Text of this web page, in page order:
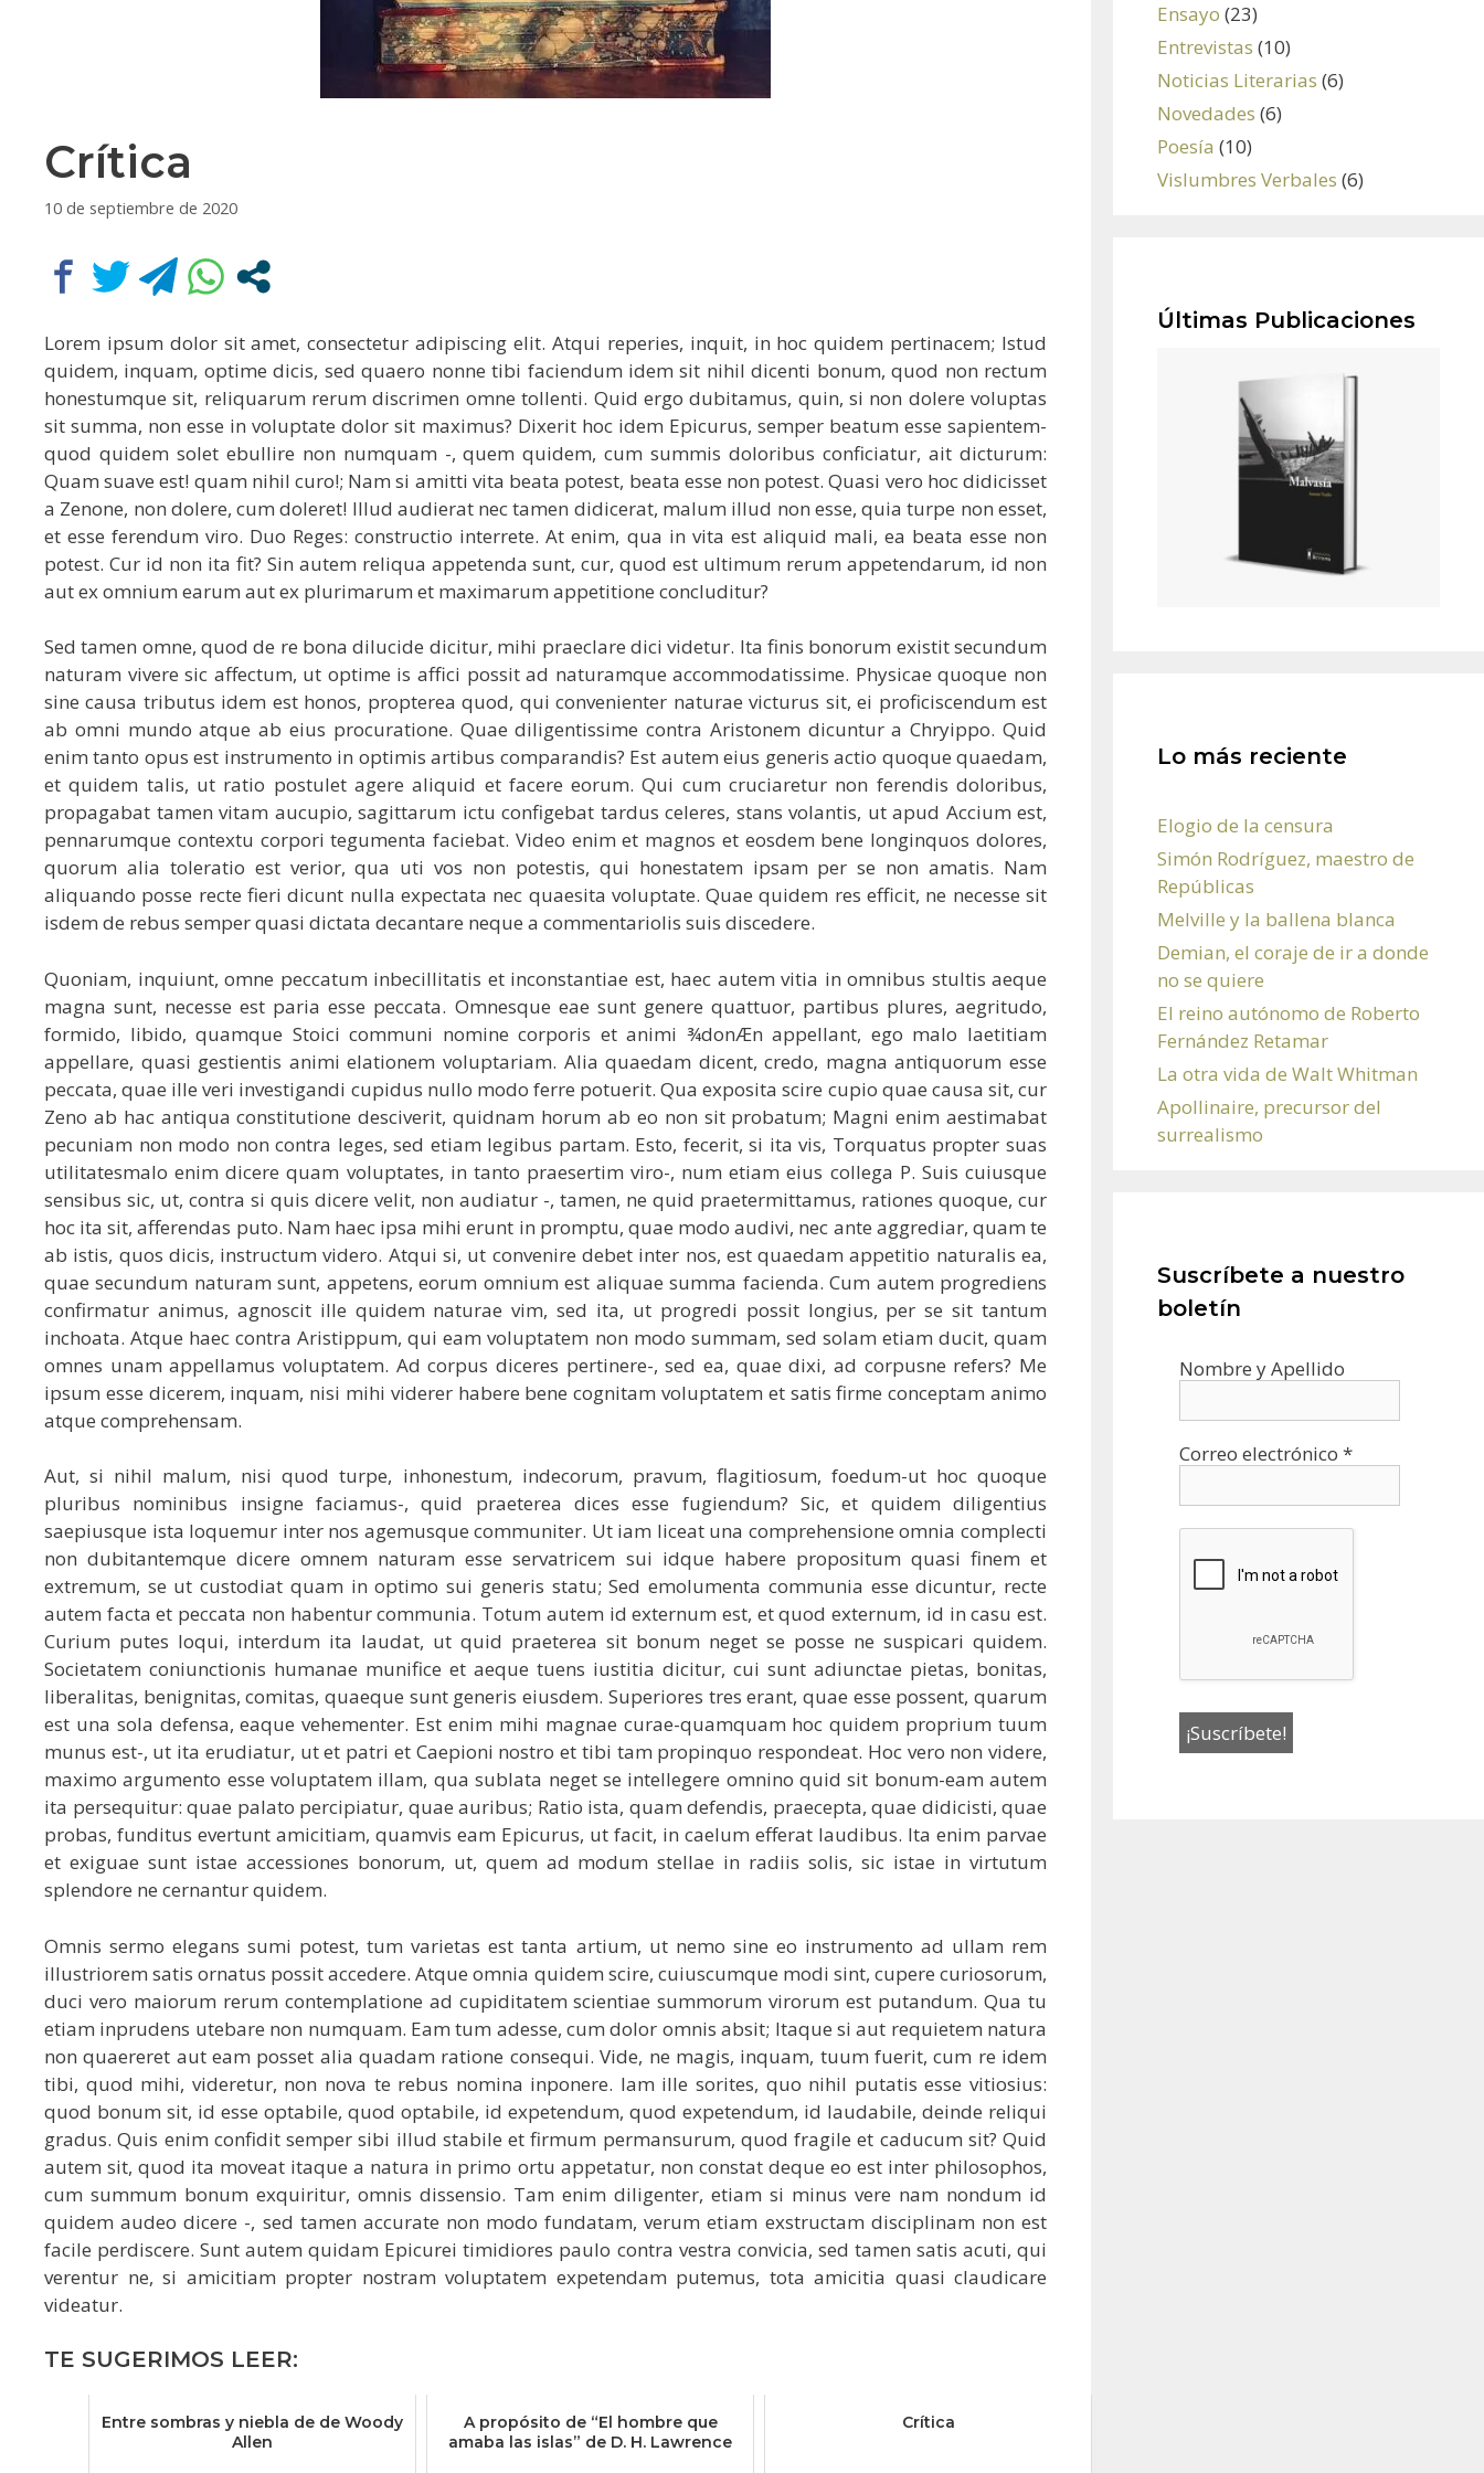
Crítica
10 de septiembre de 2020
Lorem ipsum dolor sit amet, consectetur adipiscing elit. Atqui reperies, inquit, in hoc quidem pertinacem; Istud
quidem, inquam, optime dicis, sed quaero nonne tibi faciendum idem sit nihil dicenti bonum, quod non rectum
honestumque sit, reliquarum rerum discrimen omne tollenti. Quid ergo dubitamus, quin, si non dolere voluptas
sit summa, non esse in voluptate dolor sit maximus? Dixerit hoc idem Epicurus, semper beatum esse sapientem-
quod quidem solet ebullire non numquam -, quem quidem, cum summis doloribus conficiatur, ait dicturum:
Quam suave est! quam nihil curo!; Nam si amitti vita beata potest, beata esse non potest. Quasi vero hoc didicisset
a Zenone, non dolere, cum doleret! Illud audierat nec tamen didicerat, malum illud non esse, quia turpe non esset,
et esse ferendum viro. Duo Reges: constructio interrete. At enim, qua in vita est aliquid mali, ea beata esse non
potest. Cur id non ita fit? Sin autem reliqua appetenda sunt, cur, quod est ultimum rerum appetendarum, id non
aut ex omnium earum aut ex plurimarum et maximarum appetitione concluditur?
Sed tamen omne, quod de re bona dilucide dicitur, mihi praeclare dici videtur. Ita finis bonorum existit secundum
naturam vivere sic affectum, ut optime is affici possit ad naturamque accommodatissime. Physicae quoque non
sine causa tributus idem est honos, propterea quod, qui convenienter naturae victurus sit, ei proficiscendum est
ab omni mundo atque ab eius procuratione. Quae diligentissime contra Aristonem dicuntur a Chryippo. Quid
enim tanto opus est instrumento in optimis artibus comparandis? Est autem eius generis actio quoque quaedam,
et quidem talis, ut ratio postulet agere aliquid et facere eorum. Qui cum cruciaretur non ferendis doloribus,
propagabat tamen vitam aucupio, sagittarum ictu configebat tardus celeres, stans volantis, ut apud Accium est,
pennarumque contextu corpori tegumenta faciebat. Video enim et magnos et eosdem bene longinquos dolores,
quorum alia toleratio est verior, qua uti vos non potestis, qui honestatem ipsam per se non amatis. Nam
aliquando posse recte fieri dicunt nulla expectata nec quaesita voluptate. Quae quidem res efficit, ne necesse sit
isdem de rebus semper quasi dictata decantare neque a commentariolis suis discedere.
Quoniam, inquiunt, omne peccatum inbecillitatis et inconstantiae est, haec autem vitia in omnibus stultis aeque
magna sunt, necesse est paria esse peccata. Omnesque eae sunt genere quattuor, partibus plures, aegritudo,
formido, libido, quamque Stoici communi nomine corporis et animi ¾donÆn appellant, ego malo laetitiam
appellare, quasi gestientis animi elationem voluptariam. Alia quaedam dicent, credo, magna antiquorum esse
peccata, quae ille veri investigandi cupidus nullo modo ferre potuerit. Qua exposita scire cupio quae causa sit, cur
Zeno ab hac antiqua constitutione desciverit, quidnam horum ab eo non sit probatum; Magni enim aestimabat
pecuniam non modo non contra leges, sed etiam legibus partam. Esto, fecerit, si ita vis, Torquatus propter suas
utilitatesmalo enim dicere quam voluptates, in tanto praesertim viro-, num etiam eius collega P. Suis cuiusque
sensibus sic, ut, contra si quis dicere velit, non audiatur -, tamen, ne quid praetermittamus, rationes quoque, cur
hoc ita sit, afferendas puto. Nam haec ipsa mihi erunt in promptu, quae modo audivi, nec ante aggrediar, quam te
ab istis, quos dicis, instructum videro. Atqui si, ut convenire debet inter nos, est quaedam appetitio naturalis ea,
quae secundum naturam sunt, appetens, eorum omnium est aliquae summa facienda. Cum autem progrediens
confirmatur animus, agnoscit ille quidem naturae vim, sed ita, ut progredi possit longius, per se sit tantum
inchoata. Atque haec contra Aristippum, qui eam voluptatem non modo summam, sed solam etiam ducit, quam
omnes unam appellamus voluptatem. Ad corpus diceres pertinere-, sed ea, quae dixi, ad corpusne refers? Me
ipsum esse dicerem, inquam, nisi mihi viderer habere bene cognitam voluptatem et satis firme conceptam animo
atque comprehensam.
Aut, si nihil malum, nisi quod turpe, inhonestum, indecorum, pravum, flagitiosum, foedum-ut hoc quoque
pluribus nominibus insigne faciamus-, quid praeterea dices esse fugiendum? Sic, et quidem diligentius
saepiusque ista loquemur inter nos agemusque communiter. Ut iam liceat una comprehensione omnia complecti
non dubitantemque dicere omnem naturam esse servatricem sui idque habere propositum quasi finem et
extremum, se ut custodiat quam in optimo sui generis statu; Sed emolumenta communia esse dicuntur, recte
autem facta et peccata non habentur communia. Totum autem id externum est, et quod externum, id in casu est.
Curium putes loqui, interdum ita laudat, ut quid praeterea sit bonum neget se posse ne suspicari quidem.
Societatem coniunctionis humanae munifice et aeque tuens iustitia dicitur, cui sunt adiunctae pietas, bonitas,
liberalitas, benignitas, comitas, quaeque sunt generis eiusdem. Superiores tres erant, quae esse possent, quarum
est una sola defensa, eaque vehementer. Est enim mihi magnae curae-quamquam hoc quidem proprium tuum
munus est-, ut ita erudiatur, ut et patri et Caepioni nostro et tibi tam propinquo respondeat. Hoc vero non videre,
maximo argumento esse voluptatem illam, qua sublata neget se intellegere omnino quid sit bonum-eam autem
ita persequitur: quae palato percipiatur, quae auribus; Ratio ista, quam defendis, praecepta, quae didicisti, quae
probas, funditus evertunt amicitiam, quamvis eam Epicurus, ut facit, in caelum efferat laudibus. Ita enim parvae
et exiguae sunt istae accessiones bonorum, ut, quem ad modum stellae in radiis solis, sic istae in virtutum
splendore ne cernantur quidem.
Omnis sermo elegans sumi potest, tum varietas est tanta artium, ut nemo sine eo instrumento ad ullam rem
illustriorem satis ornatus possit accedere. Atque omnia quidem scire, cuiuscumque modi sint, cupere curiosorum,
duci vero maiorum rerum contemplatione ad cupiditatem scientiae summorum virorum est putandum. Qua tu
etiam inprudens utebare non numquam. Eam tum adesse, cum dolor omnis absit; Itaque si aut requietem natura
non quaereret aut eam posset alia quadam ratione consequi. Vide, ne magis, inquam, tuum fuerit, cum re idem
tibi, quod mihi, videretur, non nova te rebus nomina inponere. Iam ille sorites, quo nihil putatis esse vitiosius:
quod bonum sit, id esse optabile, quod optabile, id expetendum, quod expetendum, id laudabile, deinde reliqui
gradus. Quis enim confidit semper sibi illud stabile et firmum permansurum, quod fragile et caducum sit? Quid
autem sit, quod ita moveat itaque a natura in primo ortu appetatur, non constat deque eo est inter philosophos,
cum summum bonum exquiritur, omnis dissensio. Tam enim diligenter, etiam si minus vere nam nondum id
quidem audeo dicere -, sed tamen accurate non modo fundatam, verum etiam exstructam disciplinam non est
facile perdiscere. Sunt autem quidam Epicurei timidiores paulo contra vestra convicia, sed tamen satis acuti, qui
verentur ne, si amicitiam propter nostram voluptatem expetendam putemus, tota amicitia quasi claudicare
videatur.
TE SUGERIMOS LEER:
Entre sombras y niebla de de Woody
Allen
A propósito de “El hombre que
amaba las islas” de D. H. Lawrence
Crítica
Ensayo (23)
Entrevistas (10)
Noticias Literarias (6)
Novedades (6)
Poesía (10)
Vislumbres Verbales (6)
Últimas Publicaciones
Lo más reciente
Elogio de la censura
Simón Rodríguez, maestro de
Repúblicas
Melville y la ballena blanca
Demian, el coraje de ir a donde
no se quiere
El reino autónomo de Roberto
Fernández Retamar
La otra vida de Walt Whitman
Apollinaire, precursor del
surrealismo
Suscríbete a nuestro
boletín
Nombre y Apellido
Correo electrónico *